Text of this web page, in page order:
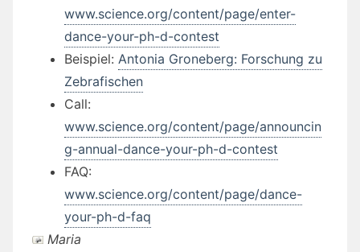
www.science.org/content/page/enter-
dance-your-ph-d-contest
Beispiel: Antonia Groneberg: Forschung zu
Zebrafischen
Call:
www.science.org/content/page/announcin
g-annual-dance-your-ph-d-contest
FAQ:
www.science.org/content/page/dance-
your-ph-d-faq
Maria